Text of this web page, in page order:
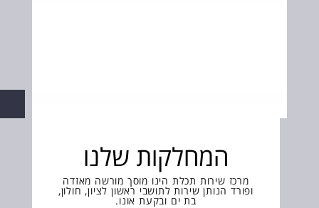
המחלקות שלנו
מרכז שירות תכלת הינו מוסך מורשה מאזדה
ופורד הנותן שירות לתושבי ראשון לציון, חולון,
בת ים ובקעת אונו.